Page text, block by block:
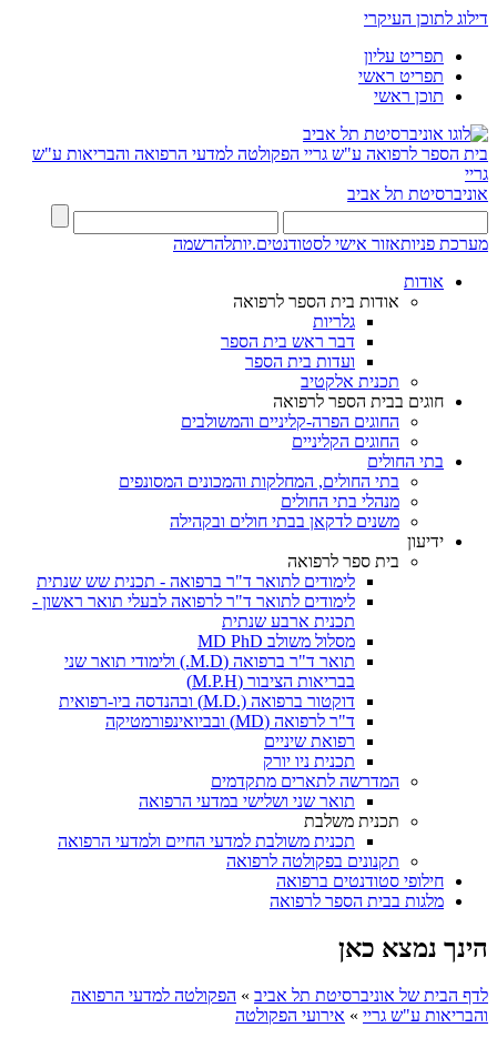
דילוג לתוכן העיקרי
תפריט עליון
תפריט ראשי
תוכן ראשי
בית הספר לרפואה ע"ש גריי הפקולטה למדעי הרפואה והבריאות ע"ש
גריי
אוניברסיטת תל אביב
מערכת פניותאזור אישי לסטודנטים.יותלהרשמה
אודות
אודות בית הספר לרפואה
גלריות
דבר ראש בית הספר
ועדות בית הספר
תכנית אלקטיב
חוגים בבית הספר לרפואה
החוגים הפרה-קליניים והמשולבים
החוגים הקליניים
בתי החולים
בתי החולים, המחלקות והמכונים המסונפים
מנהלי בתי החולים
משנים לדקאן בבתי חולים ובקהילה
ידיעון
בית ספר לרפואה
לימודים לתואר ד"ר ברפואה - תכנית שש שנתית
לימודים לתואר ד"ר לרפואה לבעלי תואר ראשון -
תכנית ארבע שנתית
מסלול משולב MD PhD
תואר ד"ר ברפואה (M.D.) ולימודי תואר שני
בבריאות הציבור (M.P.H)
דוקטור ברפואה (.M.D) ובהנדסה ביו-רפואית
ד"ר לרפואה (MD) ובביואינפורמטיקה
רפואת שיניים
תכנית ניו יורק
המדרשה לתארים מתקדמים
תואר שני ושלישי במדעי הרפואה
תכנית משלבת
תכנית משולבת למדעי החיים ולמדעי הרפואה
תקנונים בפקולטה לרפואה
חילופי סטודנטים ברפואה
מלגות בבית הספר לרפואה
הינך נמצא כאן
לדף הבית של אוניברסיטת תל אביב » הפקולטה למדעי הרפואה
והבריאות ע"ש גריי » אירועי הפקולטה